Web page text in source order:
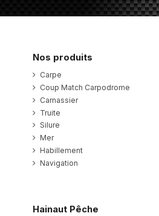
Nos produits
Carpe
Coup Match Carpodrome
Carnassier
Truite
Silure
Mer
Habillement
Navigation
Hainaut Pêche